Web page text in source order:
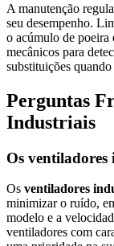
A manutenção
seu desempenho.
o acúmulo de poeira
mecânicos para
substituições quando
Perguntas
Industriais
Os
Os ventiladores
minimizar o ruído,
modelo e a
ventiladores com